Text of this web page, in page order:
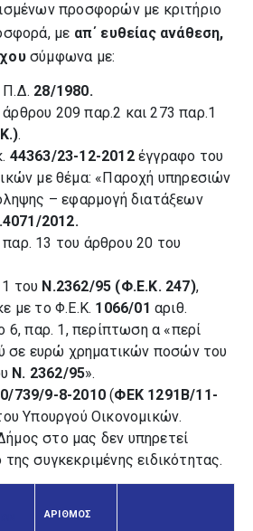
προσφορών με κριτήριο
με απ΄ ευθείας ανάθεση,
σύμφωνα με:
Π.Δ. 28/1980.
άρθρου 209 παρ.2 και 273 παρ.1
.
44363/23-12-2012έγγραφο του
με θέμα: «Παροχή υπηρεσιών
– εφαρμογή διατάξεων
2012.
παρ. 13 του άρθρου 20 του
του Ν.2362/95 (Φ.Ε.Κ. 247),
με το Φ.Ε.Κ. 1066/01 αριθ.
6, παρ. 1, περίπτωση α «περί
σε ευρώ χρηματικών ποσών του
Ν. 2362/95».
739/9-8-2010 (ΦΕΚ 1291Β/11-
Υπουργού Οικονομικών.
στο μας δεν υπηρετεί
συγκεκριμένης ειδικότητας.
ΑΡΙΘΜΟΣ